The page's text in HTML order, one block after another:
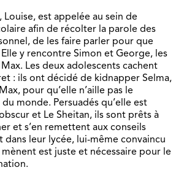
est appelée au sein de
afin de récolter la parole des
de les faire parler pour que
y rencontre Simon et George, les
Les deux adolescents cachent
: ils ont décidé de kidnapper Selma,
pour qu’elle n’aille pas le
monde. Persuadés qu’elle est
et Le Sheitan, ils sont prêts à
et s’en remettent aux conseils
dans leur lycée, lui-même convaincu
mènent est juste et nécessaire pour le